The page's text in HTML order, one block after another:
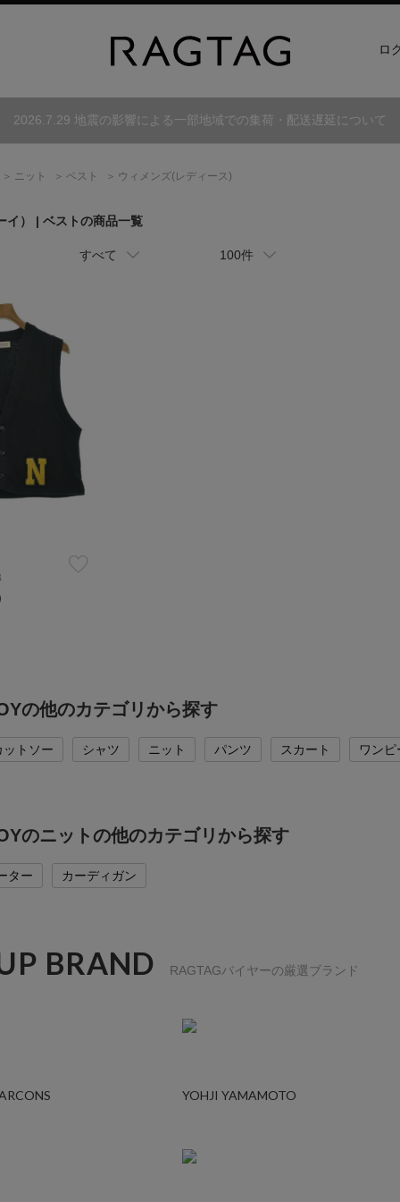
ロ
2026.7.29 地震の影響による一部地域での集荷・配送遅延について
ニット ベスト ウィメンズ(レディース)
） | ベストの商品一覧
すべて 100件
の他のカテゴリから探す
トソー シャツ ニット パンツ スカート ワンピ
のニットの他のカテゴリから探す
ター カーディガン
BRAND RAGTAGバイヤーの厳選ブランド
YOHJI YAMAMOTO